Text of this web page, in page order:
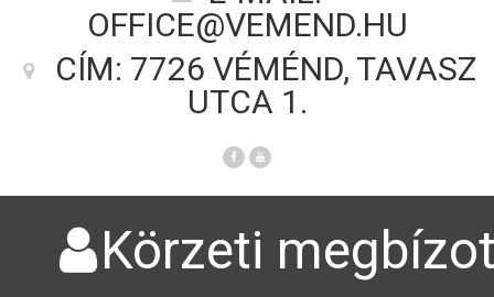
OFFICE@VEMEND.HU
CÍM: 7726 VÉMÉND, TAVASZ
UTCA 1.
Körzeti